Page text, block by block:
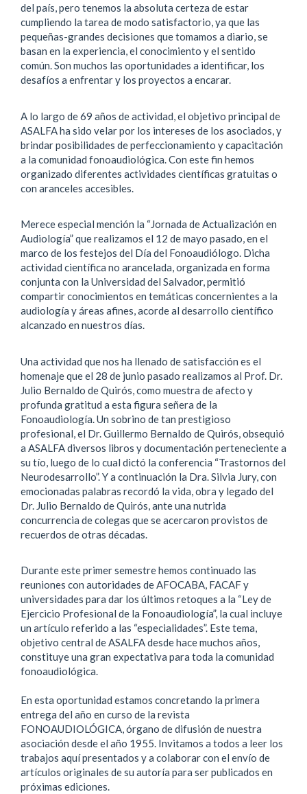
del país, pero tenemos la absoluta certeza de estar
cumpliendo la tarea de modo satisfactorio, ya que las
pequeñas-grandes decisiones que tomamos a diario, se
basan en la experiencia, el conocimiento y el sentido
común. Son muchos las oportunidades a identificar, los
desafíos a enfrentar y los proyectos a encarar.
A lo largo de 69 años de actividad, el objetivo principal de
ASALFA ha sido velar por los intereses de los asociados, y
brindar posibilidades de perfeccionamiento y capacitación
a la comunidad fonoaudiológica. Con este fin hemos
organizado diferentes actividades científicas gratuitas o
con aranceles accesibles.
Merece especial mención la “Jornada de Actualización en
Audiología” que realizamos el 12 de mayo pasado, en el
marco de los festejos del Día del Fonoaudiólogo. Dicha
actividad científica no arancelada, organizada en forma
conjunta con la Universidad del Salvador, permitió
compartir conocimientos en temáticas concernientes a la
audiología y áreas afines, acorde al desarrollo científico
alcanzado en nuestros días.
Una actividad que nos ha llenado de satisfacción es el
homenaje que el 28 de junio pasado realizamos al Prof. Dr.
Julio Bernaldo de Quirós, como muestra de afecto y
profunda gratitud a esta figura señera de la
Fonoaudiología. Un sobrino de tan prestigioso
profesional, el Dr. Guillermo Bernaldo de Quirós, obsequió
a ASALFA diversos libros y documentación perteneciente a
su tío, luego de lo cual dictó la conferencia “Trastornos del
Neurodesarrollo”. Y a continuación la Dra. Silvia Jury, con
emocionadas palabras recordó la vida, obra y legado del
Dr. Julio Bernaldo de Quirós, ante una nutrida
concurrencia de colegas que se acercaron provistos de
recuerdos de otras décadas.
Durante este primer semestre hemos continuado las
reuniones con autoridades de AFOCABA, FACAF y
universidades para dar los últimos retoques a la “Ley de
Ejercicio Profesional de la Fonoaudiología”, la cual incluye
un artículo referido a las “especialidades”. Este tema,
objetivo central de ASALFA desde hace muchos años,
constituye una gran expectativa para toda la comunidad
fonoaudiológica.
En esta oportunidad estamos concretando la primera
entrega del año en curso de la revista
FONOAUDIOLÓGICA, órgano de difusión de nuestra
asociación desde el año 1955. Invitamos a todos a leer los
trabajos aquí presentados y a colaborar con el envío de
artículos originales de su autoría para ser publicados en
próximas ediciones.